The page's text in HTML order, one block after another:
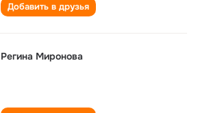
Добавить в друзья
Регина Миронова